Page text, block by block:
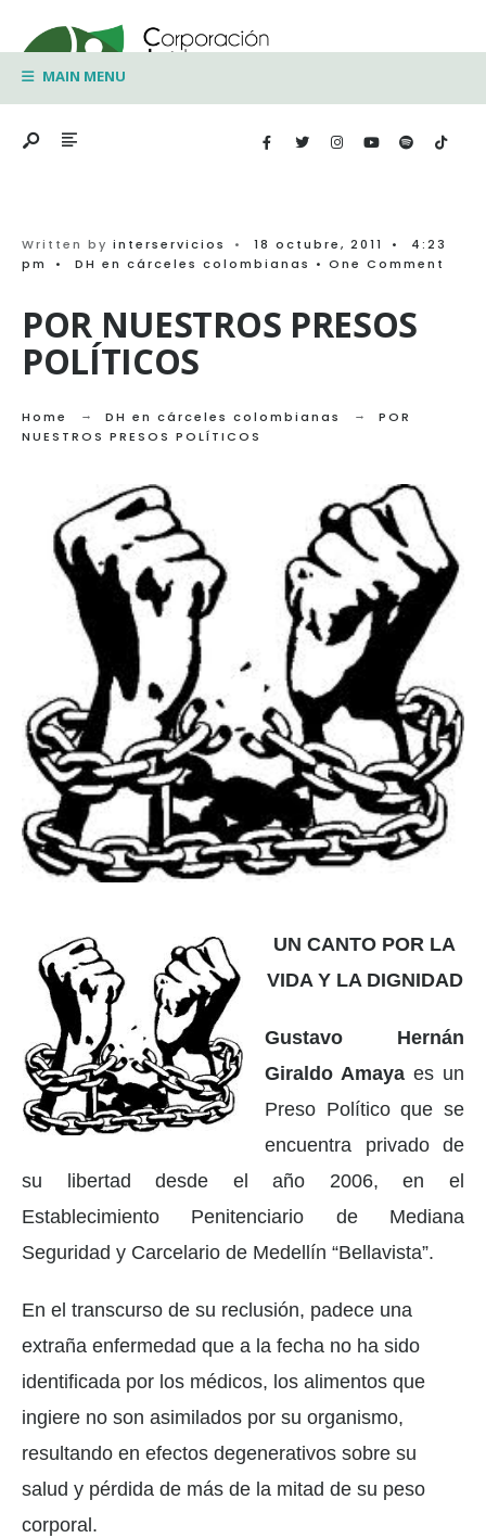
to
contentMAIN MENU
Written by interservicios • 18 octubre, 2011 •
4:23
pm
• DH en cárceles colombianas • One Comment
POR NUESTROS PRESOS
POLÍTICOS
Home DH en cárceles colombianas
POR
NUESTROS PRESOS POLÍTICOS
UN CANTO POR LA
VIDA Y LA DIGNIDAD
Gustavo Hernán
Giraldo Amaya es un
Preso Político que se
encuentra privado de
su libertad desde el año 2006, en el
Establecimiento Penitenciario de Mediana
Seguridad y Carcelario de Medellín “Bellavista”.
En el transcurso de su reclusión, padece una
extraña enfermedad que a la fecha no ha sido
identificada por los médicos, los alimentos que
ingiere no son asimilados por su organismo,
resultando en efectos degenerativos sobre su
salud y pérdida de más de la mitad de su peso
corporal.
for: